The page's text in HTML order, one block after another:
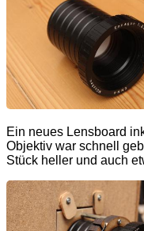
Ein neues Lensboard
Objektiv war schnell
Stück heller und auch